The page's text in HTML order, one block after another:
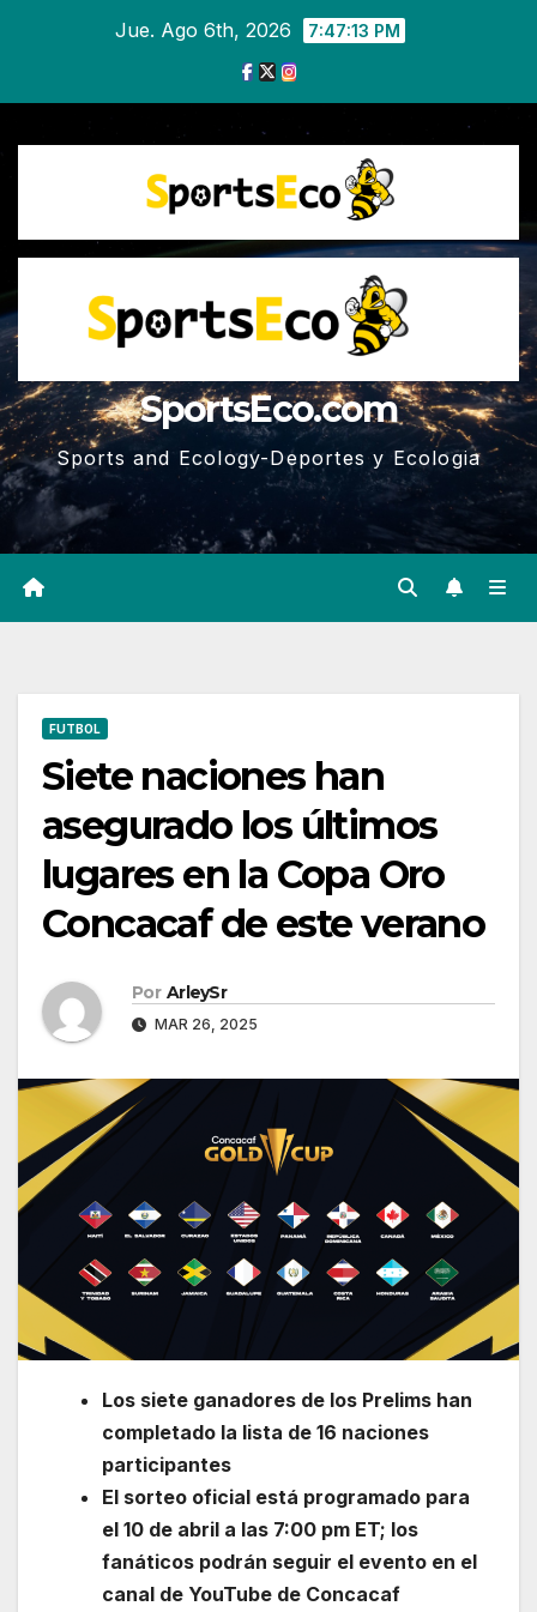
Jue. Ago 6th, 2026 7:47:14 PM
SportsEco.com
Sports and Ecology-Deportes y Ecologia
FUTBOL
Siete naciones han
asegurado los últimos
lugares en la Copa Oro
Concacaf de este verano
Por ArleySr
MAR 26, 2025
Los siete ganadores de los Prelims han
completado la lista de 16 naciones
participantes
El sorteo oficial está programado para
el 10 de abril a las 7:00 pm ET; los
fanáticos podrán seguir el evento en el
canal de YouTube de Concacaf